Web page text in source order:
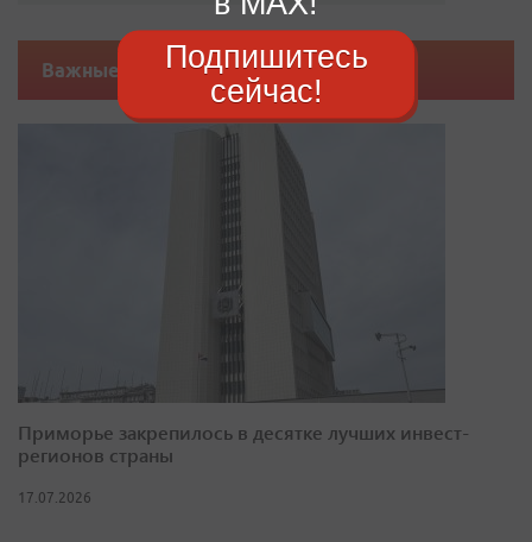
Важные новости
Приморье закрепилось в десятке лучших инвест-
регионов страны
17.07.2026
Подпишитесь
сейчас!